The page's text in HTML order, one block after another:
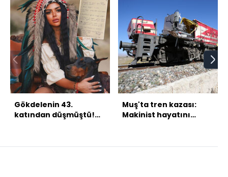
Gökdelenin 43.
katından düşmüştü!
Muş'ta tren kazası:
Makinist hayatını